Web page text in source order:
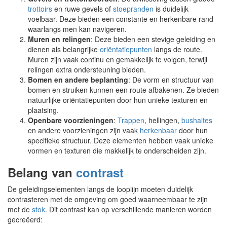
trottoirs en ruwe gevels of stoepranden is duidelijk
voelbaar. Deze bieden een constante en herkenbare rand
waarlangs men kan navigeren.
Muren en relingen: Deze bieden een stevige geleiding en
dienen als belangrijke oriëntatiepunten langs de route.
Muren zijn vaak continu en gemakkelijk te volgen, terwijl
relingen extra ondersteuning bieden.
Bomen en andere beplanting: De vorm en structuur van
bomen en struiken kunnen een route afbakenen. Ze bieden
natuurlijke oriëntatiepunten door hun unieke texturen en
plaatsing.
Openbare voorzieningen: Trappen, hellingen, bushaltes
en andere voorzieningen zijn vaak herkenbaar door hun
specifieke structuur. Deze elementen hebben vaak unieke
vormen en texturen die makkelijk te onderscheiden zijn.
Belang van contrast
De geleidingselementen langs de looplijn moeten duidelijk
contrasteren met de omgeving om goed waarneembaar te zijn
met de stok. Dit contrast kan op verschillende manieren worden
gecreëerd: